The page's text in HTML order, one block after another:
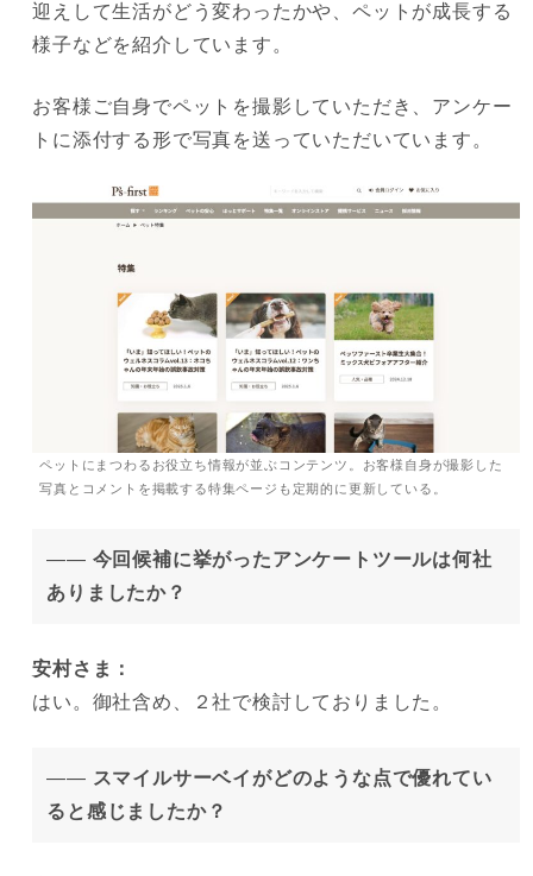
迎えして生活がどう変わったかや、ペットが成長する
様子などを紹介しています。
お客様ご自身でペットを撮影していただき、アンケー
トに添付する形で写真を送っていただいています。
ペットにまつわるお役立ち情報が並ぶコンテンツ。お客様自身が撮影した
写真とコメントを掲載する特集ページも定期的に更新している。
—— 今回候補に挙がったアンケートツールは何社
ありましたか？
安村さま：
はい。御社含め、２社で検討しておりました。
—— スマイルサーベイがどのような点で優れてい
ると感じましたか？